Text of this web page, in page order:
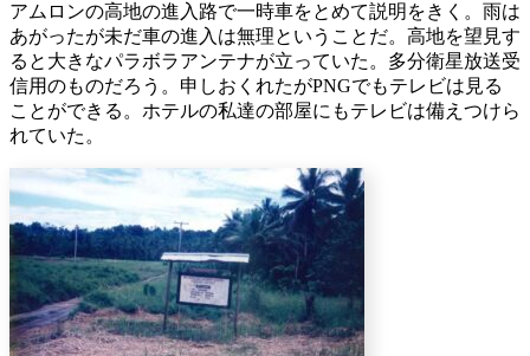
アムロンの高地の進入路で一時車をとめて説明をきく。雨は
あがったが未だ車の進入は無理ということだ。高地を望見す
ると大きなパラボラアンテナが立っていた。多分衛星放送受
信用のものだろう。申しおくれたがPNGでもテレビは見る
ことができる。ホテルの私達の部屋にもテレビは備えつけら
れていた。